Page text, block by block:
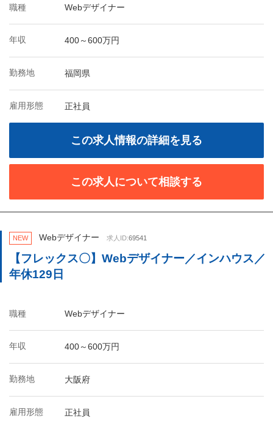
職種 Webデザイナー
年収 400～600万円
勤務地 福岡県
雇用形態 正社員
この求人情報の詳細を見る
この求人について相談する
NEW Webデザイナー 求人ID:69541
【フレックス〇】Webデザイナー／インハウス／
年休129日
職種 Webデザイナー
年収 400～600万円
勤務地 大阪府
雇用形態 正社員